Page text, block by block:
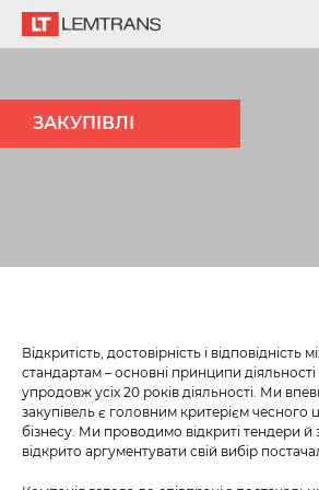
ЗАКУПІВЛІ
Відкритість, достовірність і
стандартам – основні принципи
упродовж усіх 20 років діяльності. Ми
закупівель є головним критерієм чесного
бізнесу. Ми проводимо відкриті тендери
відкрито аргументувати свій вибір